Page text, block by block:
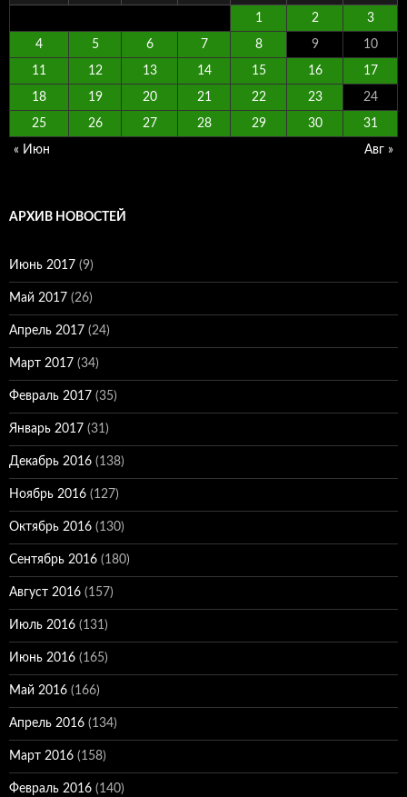
1 2 3
4 5 6 7 8 9 10
11 12 13 14 15 16 17
18 19 20 21 22 23 24
25 26 27 28 29 30 31
« Июн Авг »
АРХИВ НОВОСТЕЙ
Июнь 2017 (9)
Май 2017 (26)
Апрель 2017 (24)
Март 2017 (34)
Февраль 2017 (35)
Январь 2017 (31)
Декабрь 2016 (138)
Ноябрь 2016 (127)
Октябрь 2016 (130)
Сентябрь 2016 (180)
Август 2016 (157)
Июль 2016 (131)
Июнь 2016 (165)
Май 2016 (166)
Апрель 2016 (134)
Март 2016 (158)
Февраль 2016 (140)